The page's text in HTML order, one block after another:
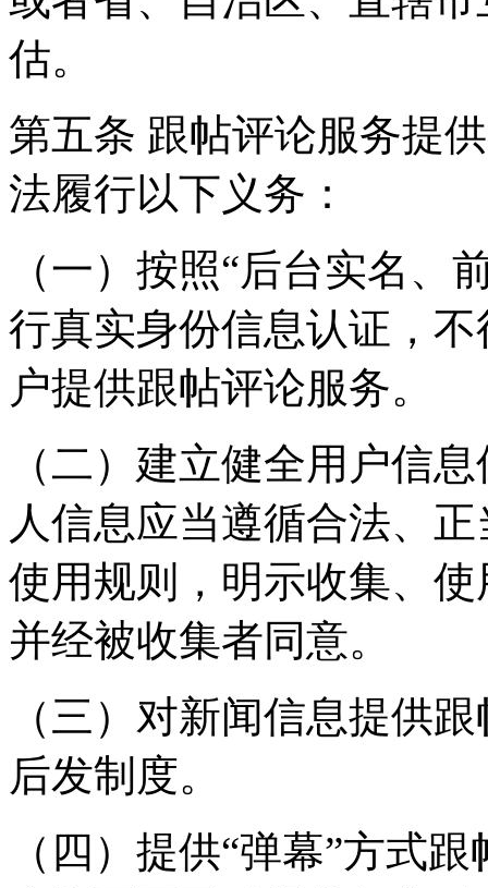
估。
第五条 跟帖评论服务提
法履行以下义务：
（一）按照“后台实名、
行真实身份信息认证，
户提供跟帖评论服务。
（二）建立健全用户信
人信息应当遵循合法、
使用规则，明示收集、
并经被收集者同意。
（三）对新闻信息提供
后发制度。
（四）提供“弹幕”方式